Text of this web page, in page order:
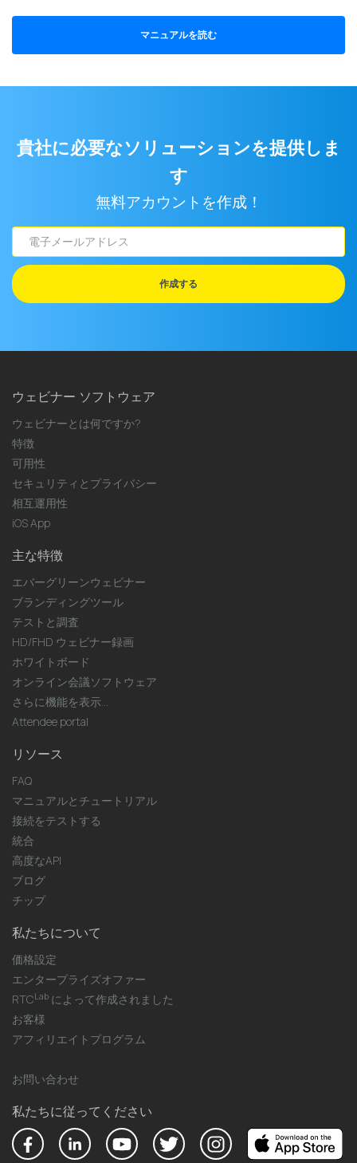
マニュアルを読む
貴社に必要なソリューションを提供しま
す
無料アカウントを作成！
子
メ
ー
ア
レ
ス
作成する
ウェビナー ソフトウェア
ウェビナーとは何ですか?
特徴
可用性
セキュリティとプライバシー
相互運用性
iOS App
主な特徴
エバーグリーンウェビナー
ブランディングツール
テストと調査
HD/FHD ウェビナー録画
ホワイトボード
オンライン会議ソフトウェア
さらに機能を表示...
Attendee portal
リソース
FAQ
マニュアルとチュートリアル
接続をテストする
統合
高度なAPI
ブログ
チップ
私たちについて
価格設定
エンタープライズオファー
RTCLab によって作成されました
お客様
アフィリエイトプログラム
お問い合わせ
私たちに従ってください